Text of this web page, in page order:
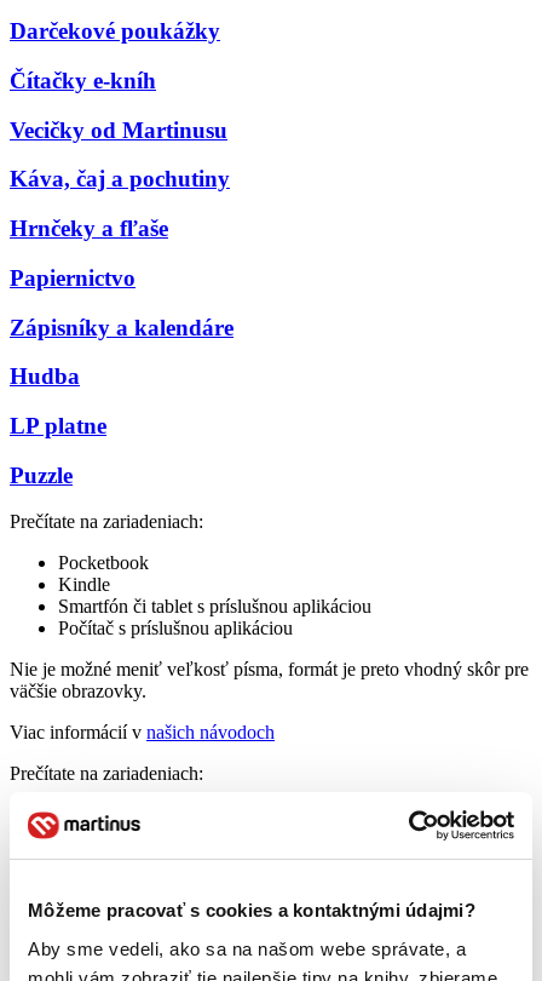
Môžeme pracovať s cookies a kontaktnými údajmi?
Aby sme vedeli, ako sa na našom webe správate, a
Darčekové poukážky
Čítačky e-kníh
Vecičky od Martinusu
Káva, čaj a pochutiny
Hrnčeky a fľaše
Papiernictvo
Zápisníky a kalendáre
Hudba
LP platne
Puzzle
Prečítate na zariadeniach:
Pocketbook
Kindle
Smartfón či tablet s príslušnou aplikáciou
Počítač s príslušnou aplikáciou
Nie je možné meniť veľkosť písma, formát je preto vhodný skôr pre
väčšie obrazovky.
Viac informácií v našich návodoch
Prečítate na zariadeniach:
Pocketbook
Kindle
Smartfón či tablet s príslušnou aplikáciou
Viac informácií vnašich návodoch
Prečítate na: